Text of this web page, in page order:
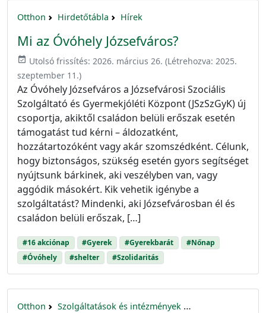
Otthon Hirdetőtábla Hírek
Mi az Óvóhely Józsefváros?
event_available Utolsó frissítés: 2026. március 26. (Létrehozva: 2025.
szeptember 11.)
Az Óvóhely Józsefváros a Józsefvárosi Szociális
Szolgáltató és Gyermekjóléti Központ (JSzSzGyK) új
csoportja, akiktől családon belüli erőszak esetén
támogatást tud kérni – áldozatként,
hozzátartozóként vagy akár szomszédként. Célunk,
hogy biztonságos, szükség esetén gyors segítséget
nyújtsunk bárkinek, aki veszélyben van, vagy
aggódik másokért. Kik vehetik igénybe a
szolgáltatást? Mindenki, aki Józsefvárosban él és
családon belüli erőszak, […]
#16 akciónap #Gyerek #Gyerekbarát
#Nőnap
#Óvóhely
#shelter #Szolidaritás
Otthon Szolgáltatások és intézmények